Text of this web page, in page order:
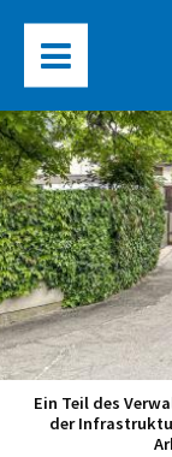
Ein Teil des
der